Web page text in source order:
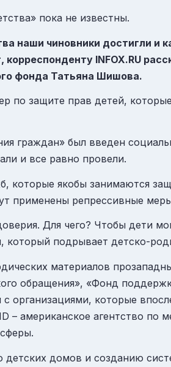
пока не известны.
наши чиновники достигли и
INFOX.RU
фонда Татьяна Шишова.
по защите прав детей,
граждан» был введен
и все равно провели.
которые якобы занимаются
применены репрессивные
Для чего? Чтобы дети
подрывает детско-
материалов
обращения», «Фонд
организациями, которые
– американское агентство
домов и созданию